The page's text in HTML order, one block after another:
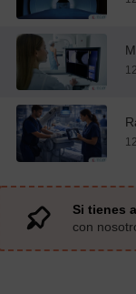
Si tienes
con